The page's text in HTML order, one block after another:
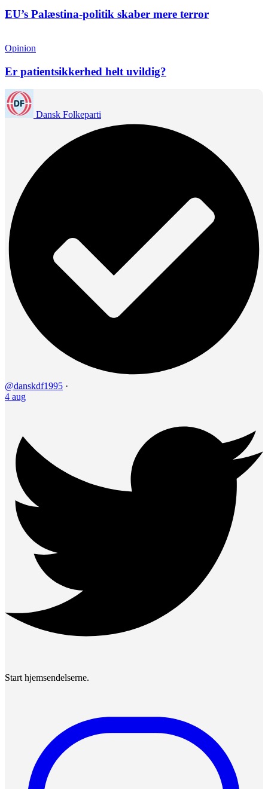
EU’s Palæstina-politik skaber mere terror
Opinion
Er patientsikkerhed helt uvildig?
Dansk Folkeparti
@danskdf1995 ·
4 aug
Start hjemsendelserne.